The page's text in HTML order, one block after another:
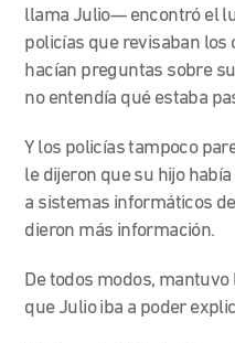
llama Julio— encontró el
policías que revisaban los
hacían preguntas sobre
no entendía qué estaba
Y los policías tampoco
le dijeron que su hijo
a sistemas informáticos
dieron más información.
De todos modos,
que Julio iba a poder